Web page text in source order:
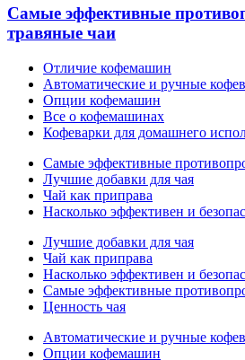
Самые эффективные
травяные чаи
Отличие кофемашин
Автоматические и ручные
Опции кофемашин
Все о кофемашинах
Кофеварки для домашнего
Самые эффективные
Лучшие добавки для чая
Чай как приправа
Насколько эффективен и
Лучшие добавки для чая
Чай как приправа
Насколько эффективен и
Самые эффективные
Ценность чая
Автоматические и ручные
Опции кофемашин